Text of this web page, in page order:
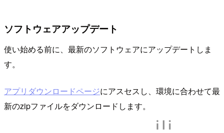
ソフトウェアアップデート
使い始める前に、最新のソフトウェアにアップデートしま
す。
アプリダウンロードページにアスセスし、環境に合わせて最
新のzipファイルをダウンロードします。